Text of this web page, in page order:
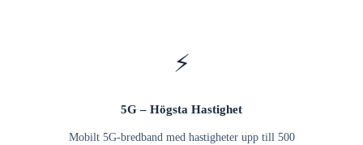
⚡
5G – Högsta Hastighet
Mobilt 5G-bredband med hastigheter upp till 500